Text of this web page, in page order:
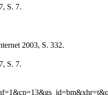
S. 7.
2003, S. 332.
S. 7.